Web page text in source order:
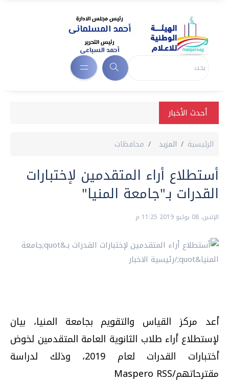
أحدث الأخبار
الرئيسية المزيد محافظات
أستطلاع أراء المتقدمين لإختبارات
القدرات بـ"جامعة المنيا"
الإثنين، 08 يوليو 2019 11:25 م
أعد مركز القياس والتقويم بجامعة المنيا، بيان
لإستطلاع أراء طلاب الثانوية العامة المتقدمين لخوض
أختبارات القدرات لعام 2019، وذلك لدراسة
مقترحاتهم/Maspero RSS